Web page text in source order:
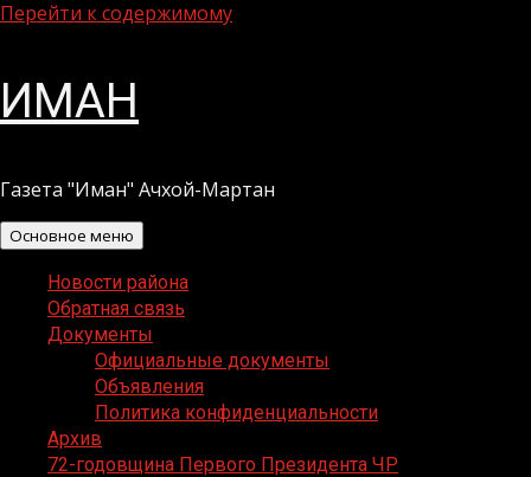
Перейти к содержимому
ИМАН
Газета "Иман" Ачхой-Мартан
Основное меню
Новости района
Обратная связь
Документы
Официальные документы
Объявления
Политика конфиденциальности
Архив
72-годовщина Первого Президента ЧР